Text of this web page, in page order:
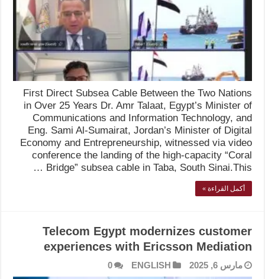
First Direct Subsea Cable Between the Two Nations
in Over 25 Years Dr. Amr Talaat, Egypt’s Minister of
Communications and Information Technology, and
Eng. Sami Al-Sumairat, Jordan’s Minister of Digital
Economy and Entrepreneurship, witnessed via video
conference the landing of the high-capacity “Coral
Bridge” subsea cable in Taba, South Sinai.This …
أكمل القراءة »
Telecom Egypt modernizes customer
experiences with Ericsson Mediation
مارس 6, 2025 ENGLISH
0